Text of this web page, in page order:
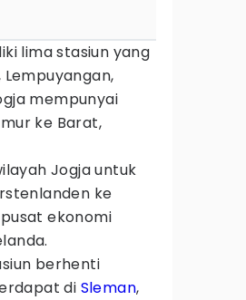
lima stasiun yang
mempunyai
ke Barat,
Jogja untuk
ke
ekonomi
berhenti
di Sleman,